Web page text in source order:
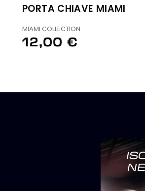
PORTA CHIAVE MIAMI
MIAMI COLLECTION
12,00 €